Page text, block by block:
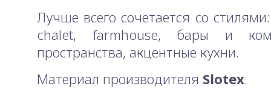
Лучше всего сочетается со
chalet, farmhouse, бары и
пространства, акцентные кухни.
Материал производителя Slotex.